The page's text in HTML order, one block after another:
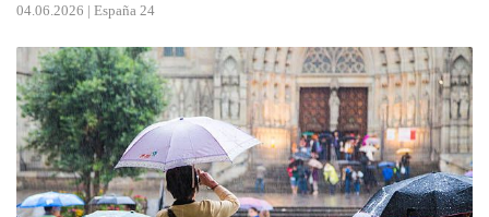
04.06.2026 | España 24